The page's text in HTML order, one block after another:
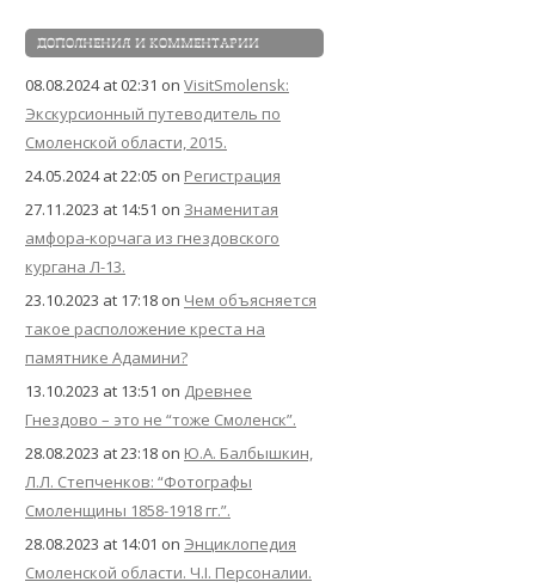
ДОПОЛНЕНИЯ И КОММЕНТАРИИ
08.08.2024 at 02:31 on VisitSmolensk:
Экскурсионный путеводитель по
Смоленской области, 2015.
24.05.2024 at 22:05 on Регистрация
27.11.2023 at 14:51 on Знаменитая
амфора-корчага из гнездовского
кургана Л-13.
23.10.2023 at 17:18 on Чем объясняется
такое расположение креста на
памятнике Адамини?
13.10.2023 at 13:51 on Древнее
Гнездово – это не “тоже Смоленск”.
28.08.2023 at 23:18 on Ю.А. Балбышкин,
Л.Л. Степченков: “Фотографы
Смоленщины 1858-1918 гг.”.
28.08.2023 at 14:01 on Энциклопедия
Смоленской области. Ч.I. Персоналии.